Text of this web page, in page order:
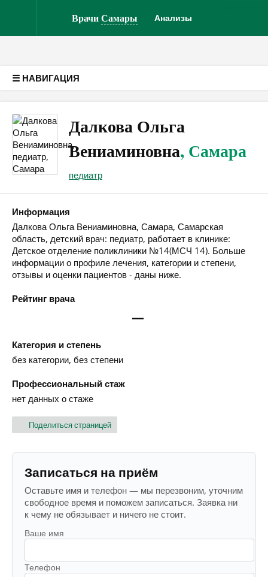
ВрачиСамары Анализы
☰ НАВИГАЦИЯ
Далкова Ольга
Вениаминовна, Самара
педиатр
Информация
Далкова Ольга Вениаминовна, Самара, Самарская
область, детский врач: педиатр, работает в клинике:
Детское отделение поликлиники №14(МСЧ 14). Больше
информации о профиле лечения, категории и степени,
отзывы и оценки пациентов - даны ниже.
Рейтинг врача
—
Категория и степень
без категории, без степени
Профессиональный стаж
нет данных о стаже
Поделиться страницей
Записаться на приём
Оставьте имя и телефон — мы перезвоним, уточним
свободное время и поможем записаться. Заявка ни
к чему не обязывает и ничего не стоит.
Ваше имя
Телефон